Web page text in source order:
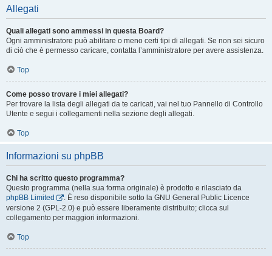
Allegati
Quali allegati sono ammessi in questa Board?
Ogni amministratore può abilitare o meno certi tipi di allegati. Se non sei sicuro
di ciò che è permesso caricare, contatta l’amministratore per avere assistenza.
Top
Come posso trovare i miei allegati?
Per trovare la lista degli allegati da te caricati, vai nel tuo Pannello di Controllo
Utente e segui i collegamenti nella sezione degli allegati.
Top
Informazioni su phpBB
Chi ha scritto questo programma?
Questo programma (nella sua forma originale) è prodotto e rilasciato da
phpBB Limited
. È reso disponibile sotto la GNU General Public Licence
versione 2 (GPL-2.0) e può essere liberamente distribuito; clicca sul
collegamento per maggiori informazioni.
Top